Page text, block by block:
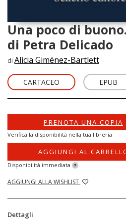
Una poco di
di Petra Delicado
di Alicia Giménez-Bartlett
CARTACEO EPUB
PRENOTA UNA COPIA
Verifica la disponibilità nella tua libreria
AGGIUNGI AL
Disponibilità immediata ?
AGGIUNGI ALLA WISHLIST
Dettagli